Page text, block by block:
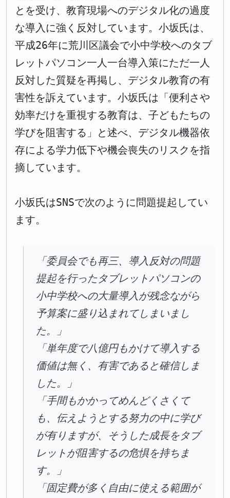
とを受け、教育現場へのデジタル化の過度
な導入に強く反対しています。小坂氏は、
平成26年に荒川区議会で小中学校へのタブ
レットパソコン一人一台導入策にただ一人
反対した質疑を再掲し、デジタル教育の有
害性を訴えています。小坂氏は「便利さや
効率だけを重視する教育は、子どもたちの
学びを阻害する」と述べ、デジタル機器依
存による学力低下や機会喪失のリスクを指
摘しています。
小坂氏はSNSで次のように問題提起してい
ます。
「委員会でも再三、導入反対の問題
提起を行ったタブレットパソコンの
小中学校への大量導入が残念ながら
予算案に盛り込まれてしまいまし
た。」
「単年度で八億円もかけて導入する
価値は無く、有害であると確信しま
した。」
「手間もかかってめんどくさくて
も、伝えようとする努力の中に学び
が有りますが、そうした成長をタブ
レットが阻害するの危惧を持ちま
す。」
「固定費が多く自由に使える範囲が